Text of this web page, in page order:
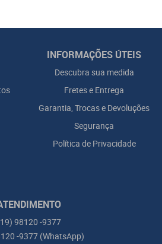
INFORMAÇÕES ÚTEIS
Descubra sua medida
Fretes e Entrega
Garantia, Trocas e Devoluções
Segurança
Política de Privacidade
98120 -9377
-9377 (WhatsApp)